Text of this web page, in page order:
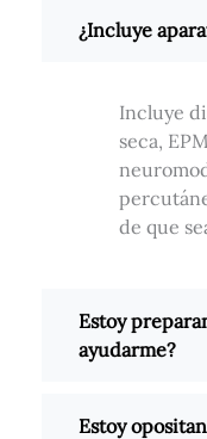
¿Incluye
Incluye
seca,
de que
Estoy
ayudarme?
Estoy